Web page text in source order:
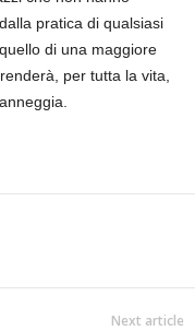
pratica di qualsiasi
di una maggiore
per tutta la vita,
Next article